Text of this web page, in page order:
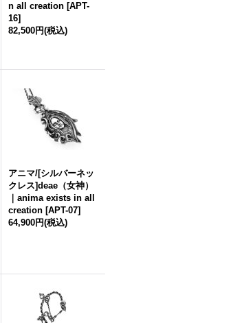
n all creation [APT-
16]
82,500円(税込)
アニマ/[シルバーネッ
クレス]deae（女神）
｜anima exists in all
creation [APT-07]
64,900円(税込)